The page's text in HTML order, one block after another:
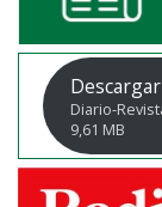
Diario-
9,61 MB